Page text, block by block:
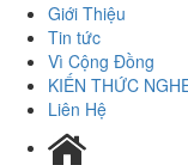
Giới Thiệu
Tin tức
Vì Cộng Đồng
KIẾN THỨC
Liên Hệ